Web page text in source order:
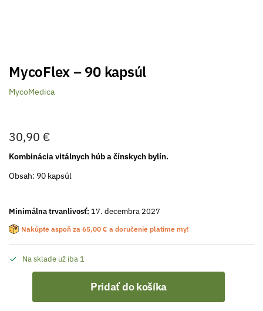
MycoFlex – 90 kapsúl
MycoMedica
30,90 €
Kombinácia vitálnych húb a čínskych bylín.
Obsah: 90 kapsúl
Minimálna trvanlivosť: 17. decembra 2027
Nakúpte aspoň za 65,00 € a doručenie platíme my!
Na sklade už iba 1
Pridať do košíka